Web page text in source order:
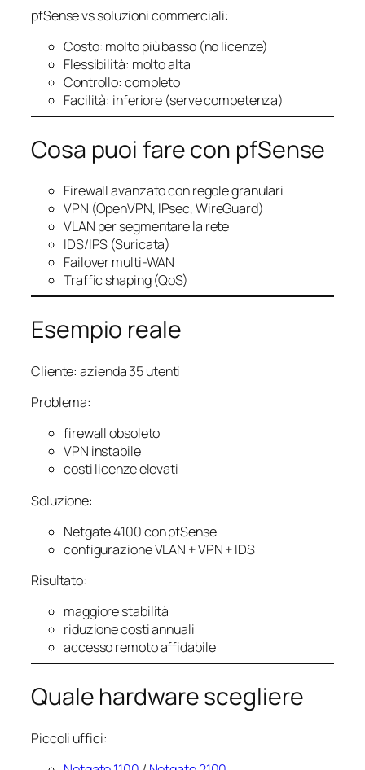
pfSense vs soluzioni commerciali:
Costo: molto più basso (no licenze)
Flessibilità: molto alta
Controllo: completo
Facilità: inferiore (serve competenza)
Cosa puoi fare con pfSense
Firewall avanzato con regole granulari
VPN (OpenVPN, IPsec, WireGuard)
VLAN per segmentare la rete
IDS/IPS (Suricata)
Failover multi-WAN
Traffic shaping (QoS)
Esempio reale
Cliente: azienda 35 utenti
Problema:
firewall obsoleto
VPN instabile
costi licenze elevati
Soluzione:
Netgate 4100 con pfSense
configurazione VLAN + VPN + IDS
Risultato:
maggiore stabilità
riduzione costi annuali
accesso remoto affidabile
Quale hardware scegliere
Piccoli uffici: